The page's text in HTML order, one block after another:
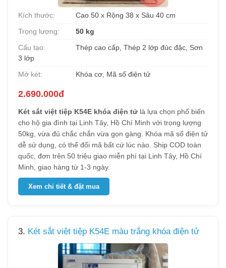
Kích thước:
Cao 50 x Rộng 38 x Sâu 40 cm
Trọng lượng:
50 kg
Cấu tạo:
Thép cao cấp, Thép 2 lớp đúc đặc, Sơn
3 lớp
Mở két:
Khóa cơ, Mã số điện tử
2.690.000đ
Két sắt việt tiệp K54E khóa điện tửlà lựa chọn phổ biến
cho hộ gia đình tại Linh Tây, Hồ Chí Minh với trọng lượng
50kg, vừa đủ chắc chắn vừa gọn gàng. Khóa mã số điện tử
dễ sử dụng, có thể đổi mã bất cứ lúc nào. Ship COD toàn
quốc, đơn trên 50 triệu giao miễn phí tại Linh Tây, Hồ Chí
Minh, giao hàng từ 1-3 ngày.
Xem chi tiết & đặt mua
3. Két sắt việt tiệp K54E màu trắng khóa điện tử